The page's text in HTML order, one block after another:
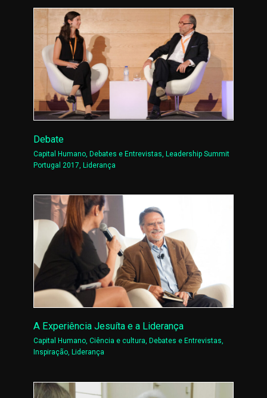
Debate
Capital Humano ,Debates e Entrevistas ,Leadership Summit
Portugal 2017 ,Liderança
A Experiência Jesuíta e a Liderança
Capital Humano,Ciência e cultura, Debates e Entrevistas,
Inspiração, Liderança